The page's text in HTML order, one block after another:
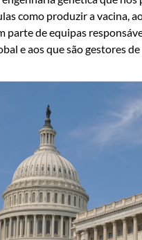
como produzir a vacina,
de equipas
e aos que são gestores